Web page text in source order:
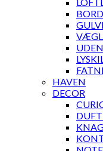
HAVEN
DECOR